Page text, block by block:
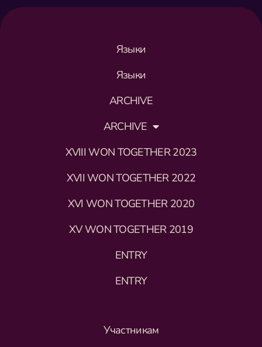
Языки
Языки
ARCHIVE
ARCHIVE
XVIII WON TOGETHER 2023
XVII WON TOGETHER 2022
XVI WON TOGETHER 2020
XV WON TOGETHER 2019
ENTRY
ENTRY
Участникам